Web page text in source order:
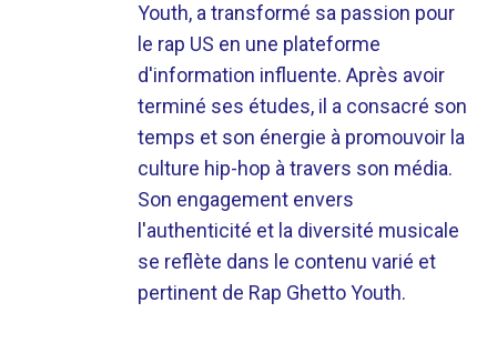
Youth, a transformé sa passion pour
le rap US en une plateforme
d'information influente. Après avoir
terminé ses études, il a consacré son
temps et son énergie à promouvoir la
culture hip-hop à travers son média.
Son engagement envers
l'authenticité et la diversité musicale
se reflète dans le contenu varié et
pertinent de Rap Ghetto Youth.